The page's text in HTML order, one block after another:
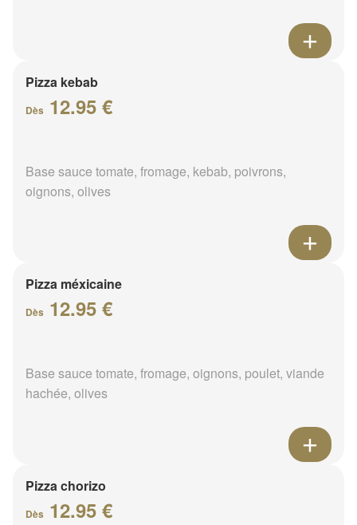
Pizza kebab
Dès 12.95 €
Base sauce tomate, fromage, kebab, poivrons,
oignons, olives
Pizza méxicaine
Dès 12.95 €
Base sauce tomate, fromage, oignons, poulet, viande
hachée, olives
Pizza chorizo
Dès 12.95 €